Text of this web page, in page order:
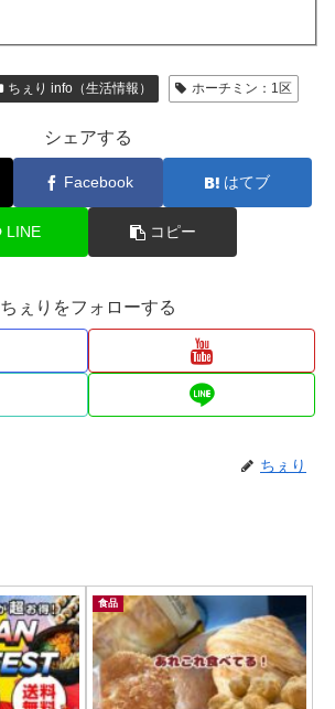
ちぇり info（生活情報） ホーチミン：1区
シェアする
Facebook はてブ
LINE コピー
ちぇりをフォローする
ちぇり
食品